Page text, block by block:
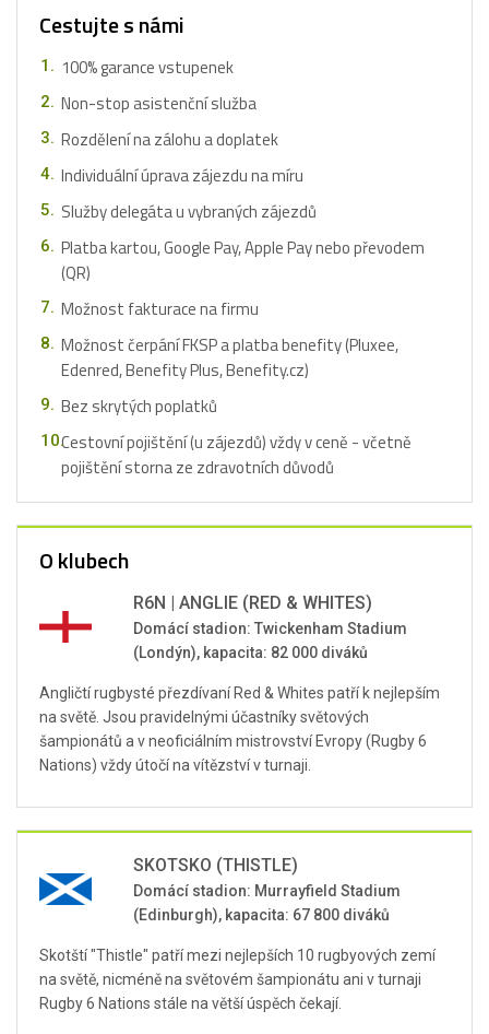
Cestujte s námi
100% garance vstupenek
Non-stop asistenční služba
Rozdělení na zálohu a doplatek
Individuální úprava zájezdu na míru
Služby delegáta u vybraných zájezdů
Platba kartou, Google Pay, Apple Pay nebo převodem
(QR)
Možnost fakturace na firmu
Možnost čerpání FKSP a platba benefity (Pluxee,
Edenred, Benefity Plus, Benefity.cz)
Bez skrytých poplatků
Cestovní pojištění (u zájezdů) vždy v ceně - včetně
pojištění storna ze zdravotních důvodů
O klubech
R6N | ANGLIE (RED & WHITES)
Domácí stadion: Twickenham Stadium
(Londýn), kapacita: 82 000 diváků
Angličtí rugbysté přezdívaní Red & Whites patří k nejlepším
na světě. Jsou pravidelnými účastníky světových
šampionátů a v neoficiálním mistrovství Evropy (Rugby 6
Nations) vždy útočí na vítězství v turnaji.
SKOTSKO (THISTLE)
Domácí stadion: Murrayfield Stadium
(Edinburgh), kapacita: 67 800 diváků
Skotští "Thistle" patří mezi nejlepších 10 rugbyových zemí
na světě, nicméně na světovém šampionátu ani v turnaji
Rugby 6 Nations stále na větší úspěch čekají.